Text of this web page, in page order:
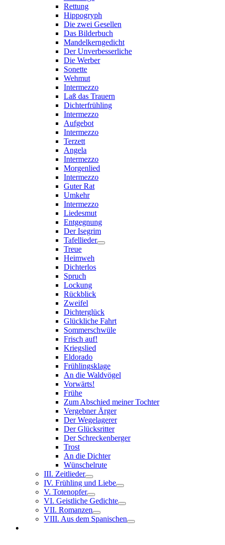
Rettung
Hippogryph
Die zwei Gesellen
Das Bilderbuch
Mandelkerngedicht
Der Unverbesserliche
Die Werber
Sonette
Wehmut
Intermezzo
Laß das Trauern
Dichterfrühling
Intermezzo
Aufgebot
Intermezzo
Terzett
Angela
Intermezzo
Morgenlied
Intermezzo
Guter Rat
Umkehr
Intermezzo
Liedesmut
Entgegnung
Der Isegrim
Tafellieder
Treue
Heimweh
Dichterlos
Spruch
Lockung
Rückblick
Zweifel
Dichterglück
Glückliche Fahrt
Sommerschwüle
Frisch auf!
Kriegslied
Eldorado
Frühlingsklage
An die Waldvögel
Vorwärts!
Frühe
Zum Abschied meiner Tochter
Vergebner Ärger
Der Wegelagerer
Der Glücksritter
Der Schreckenberger
Trost
An die Dichter
Wünschelrute
III. Zeitlieder
IV. Frühling und Liebe
V. Totenopfer
VI. Geistliche Gedichte
VII. Romanzen
VIII. Aus dem Spanischen